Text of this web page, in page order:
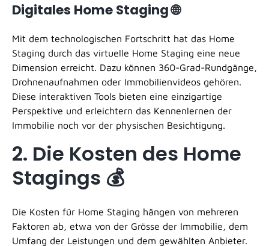
Digitales Home Staging 🌐
Mit dem technologischen Fortschritt hat das Home
Staging durch das virtuelle Home Staging eine neue
Dimension erreicht. Dazu können 360-Grad-Rundgänge,
Drohnenaufnahmen oder Immobilienvideos gehören.
Diese interaktiven Tools bieten eine einzigartige
Perspektive und erleichtern das Kennenlernen der
Immobilie noch vor der physischen Besichtigung.
2. Die Kosten des Home
Stagings 💰
Die Kosten für Home Staging hängen von mehreren
Faktoren ab, etwa von der Grösse der Immobilie, dem
Umfang der Leistungen und dem gewählten Anbieter.